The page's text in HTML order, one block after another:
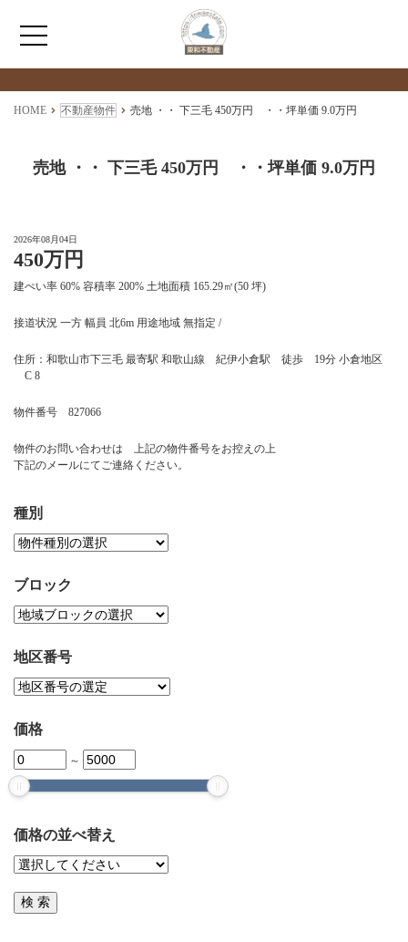
HOME
売買情報
月極駐車場のご案内
アクセス
検索物件の詳細
****
HOME 不動産物件 売地 ・・ 下三毛 450万円 ・・坪単価 9.0万円
売地 ・・ 下三毛 450万円 ・・坪単価 9.0万円
2026年08月04日
450万円
建ぺい率 60% 容積率 200% 土地面積 165.29㎡(50 坪)
接道状況 一方 幅員 北6m 用途地域 無指定 /
住所：和歌山市下三毛 最寄駅 和歌山線 紀伊小倉駅 徒歩 19分 小倉地区
C 8
物件番号 827066
物件のお問い合わせは 上記の物件番号をお控えの上
下記のメールにてご連絡ください。
種別
ブロック
地区番号
価格
～
価格の並べ替え